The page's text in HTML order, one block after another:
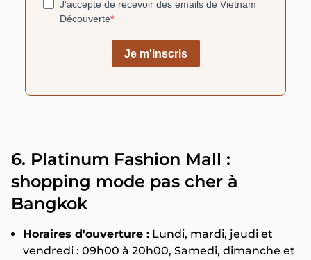
6. Platinum Fashion Mall :
shopping mode pas cher à
Bangkok
Horaires d'ouverture : Lundi, mardi, jeudi et
vendredi : 09h00 à 20h00, Samedi, dimanche et